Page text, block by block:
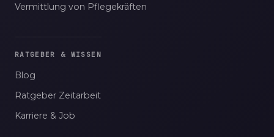
Vermittlung von Pflegekräften
RATGEBER & WISSEN
Blog
Ratgeber Zeitarbeit
Karriere & Job